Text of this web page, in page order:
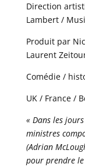
Direction
Lambert /
Produit par
Laurent
Comédie /
UK / France /
« Dans les
ministres
(Adrian
pour prendre